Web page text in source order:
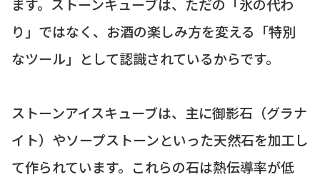
り」ではなく、お酒の楽しみ方を変える「特別
なツール」として認識されているからです。
ストーンアイスキューブは、主に御影石（グラナ
イト）やソープストーンといった天然石を加工し
て作られています。これらの石は熱伝導率が低